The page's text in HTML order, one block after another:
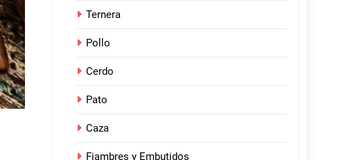
Ternera
Pollo
Cerdo
Pato
Caza
Fiambres y Embutidos